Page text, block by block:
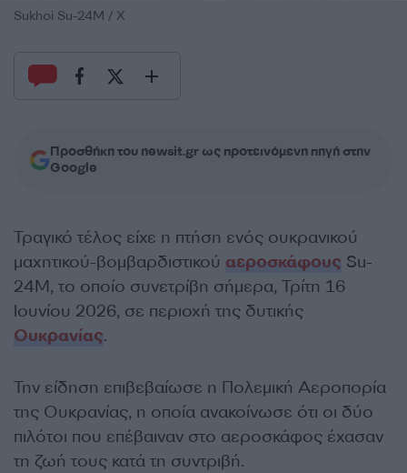
Sukhoi Su-24M / Χ
Προσθήκη του newsit.gr ως προτεινόμενη πηγή στην
Google
Τραγικό τέλος είχε η πτήση ενός ουκρανικού
μαχητικού-βομβαρδιστικού αεροσκάφους Su-
24M, το οποίο συνετρίβη σήμερα, Τρίτη 16
Ιουνίου 2026, σε περιοχή της δυτικής
Ουκρανίας.
Την είδηση επιβεβαίωσε η Πολεμική Αεροπορία
της Ουκρανίας, η οποία ανακοίνωσε ότι οι δύο
πιλότοι που επέβαιναν στο αεροσκάφος έχασαν
τη ζωή τους κατά τη συντριβή.